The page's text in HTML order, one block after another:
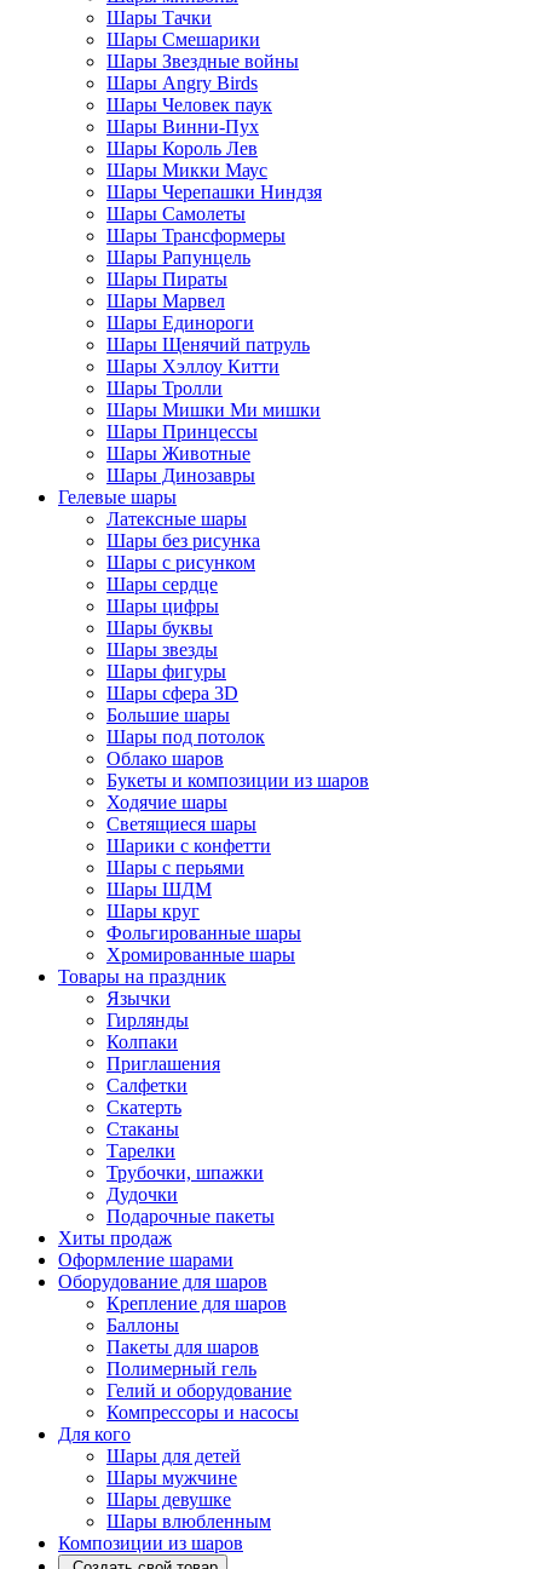
Шары Тачки
Шары Смешарики
Шары Звездные войны
Шары Angry Birds
Шары Человек паук
Шары Винни-Пух
Шары Король Лев
Шары Микки Маус
Шары Черепашки Ниндзя
Шары Самолеты
Шары Трансформеры
Шары Рапунцель
Шары Пираты
Шары Марвел
Шары Единороги
Шары Щенячий патруль
Шары Хэллоу Китти
Шары Тролли
Шары Мишки Ми мишки
Шары Принцессы
Шары Животные
Шары Динозавры
Гелевые шары
Латексные шары
Шары без рисунка
Шары с рисунком
Шары сердце
Шары цифры
Шары буквы
Шары звезды
Шары фигуры
Шары сфера 3D
Большие шары
Шары под потолок
Облако шаров
Букеты и композиции из шаров
Ходячие шары
Светящиеся шары
Шарики с конфетти
Шары с перьями
Шары ШДМ
Шары круг
Фольгированные шары
Хромированные шары
Товары на праздник
Язычки
Гирлянды
Колпаки
Приглашения
Салфетки
Скатерть
Стаканы
Тарелки
Трубочки, шпажки
Дудочки
Подарочные пакеты
Хиты продаж
Оформление шарами
Оборудование для шаров
Крепление для шаров
Баллоны
Пакеты для шаров
Полимерный гель
Гелий и оборудование
Компрессоры и насосы
Для кого
Шары для детей
Шары мужчине
Шары девушке
Шары влюбленным
Композиции из шаров